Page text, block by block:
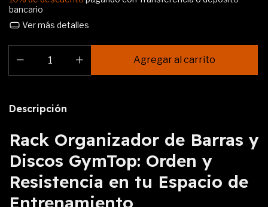
bancario
Ver más detalles
Descripción
Rack Organizador de Barras y
Discos GymTop: Orden y
Resistencia en tu Espacio de
Entrenamiento